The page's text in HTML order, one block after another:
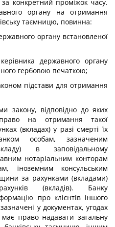
за конкретний проміжок часу.
органу на отримання
таємницю, повинна:
органу встановленої
державного органу
гербовою печаткою;
підстави для отримання
закону, відповідно до яких
на отримання такої
(вкладах) у разі смерті їх
особам, зазначеним
в заповідальному
нотаріальним конторам
іноземним консульським
за рахунками (вкладами)
(вкладів). Банку
про клієнтів іншого
у документах, угодах
право надавати загальну